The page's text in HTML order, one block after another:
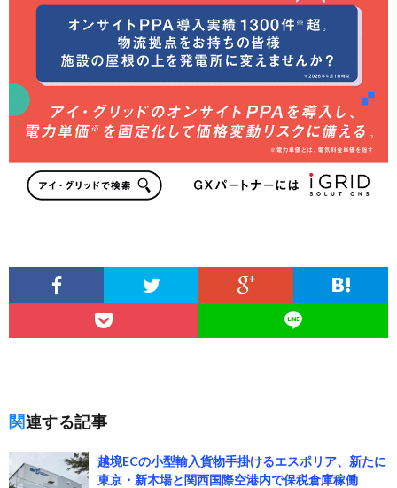
関連する記事
越境ECの小型輸入貨物手掛けるエスポリア、新たに
東京・新木場と関西国際空港内で保税倉庫稼働